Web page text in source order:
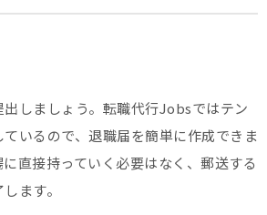
しましょう。転職代行Jobsではテン
いるので、退職届を簡単に作成できま
直接持っていく必要はなく、郵送する
ます。